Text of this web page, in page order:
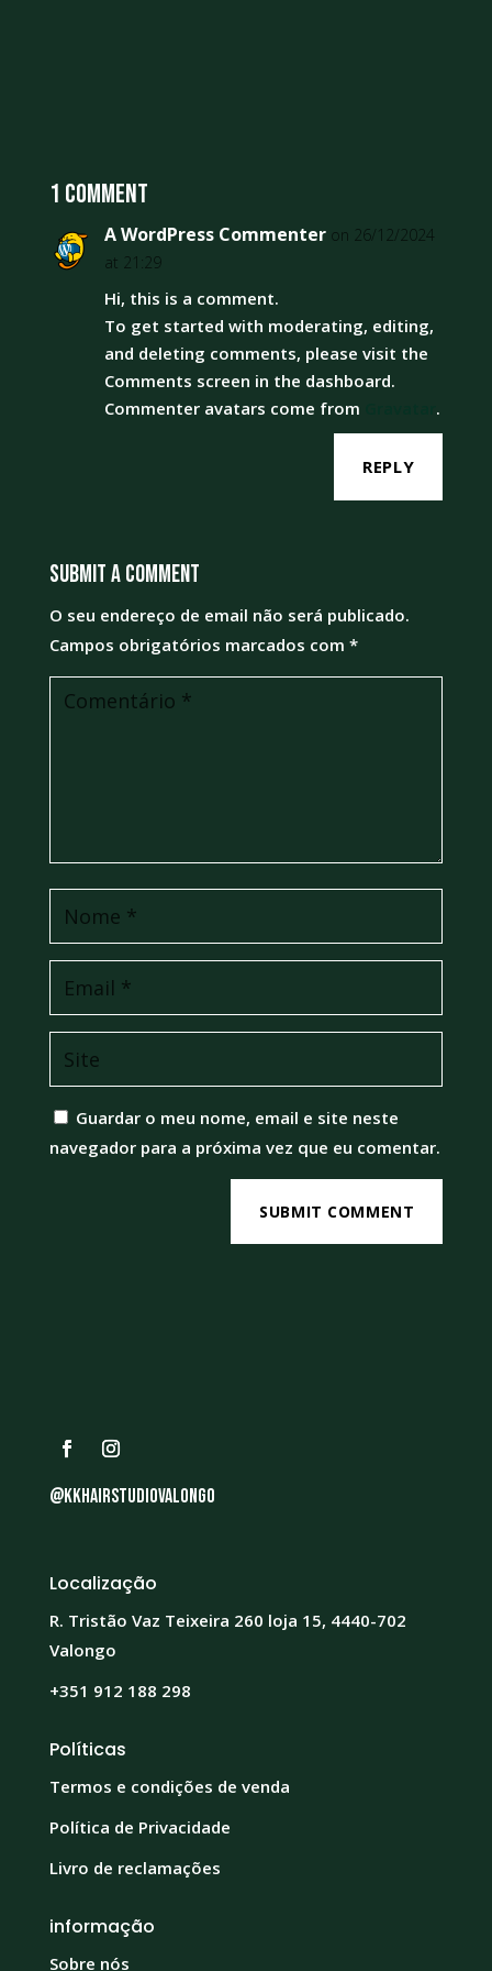
1 Comment
A WordPress Commenter on 26/12/2024
at 21:29
Hi, this is a comment.
To get started with moderating, editing,
and deleting comments, please visit the
Comments screen in the dashboard.
Commenter avatars come from
.
REPLY
Submit a Comment
O seu endereço de email não será publicado.
Campos obrigatórios marcados com *
Guardar o meu nome, email e site neste
navegador para a próxima vez que eu comentar.
SUBMIT COMMENT
@kkhairstudiovalongo
Localização
R. Tristão Vaz Teixeira 260 loja 15, 4440-702
Valongo
+351 912 188 298
Políticas
Termos e condições de venda
Política de Privacidade
Livro de reclamações
informação
Sobre nós